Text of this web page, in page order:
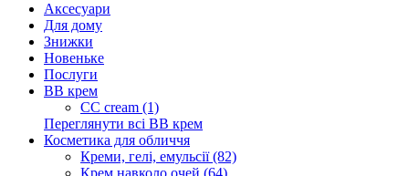
Аксесуари
Для дому
Знижки
Новеньке
Послуги
BB крем
CC cream (1)
Переглянути всі BB крем
Косметика для обличчя
Креми, гелі, емульсії (82)
Крем навколо очей (64)